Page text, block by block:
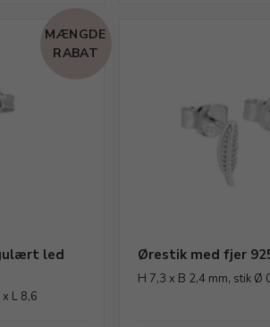
MÆNGDE
RABAT
led
L 8,6
Ørestik med fjer
H 7,3 x B 2,4 mm, stik Ø